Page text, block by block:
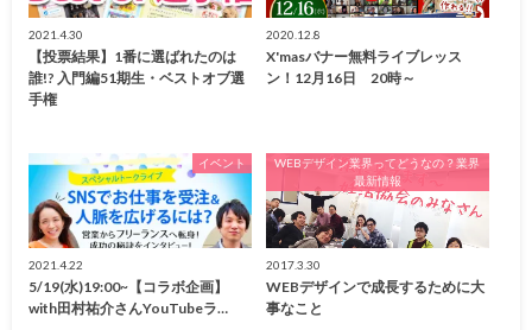
2021.4.30
【投票結果】1番に選ばれたのは
誰!? 入門編51期生・ベストオブ選
手権
2020.12.8
X'masバナー無料ライブレッス
ン！12月16日 20時～
イベント
2021.4.22
5/19(水)19:00~【コラボ企画】
with田村祐介さんYouTubeラ…
WEBデザイン業界ってどうなの？業界
最新情報
2017.3.30
WEBデザインで成長するために大
事なこと